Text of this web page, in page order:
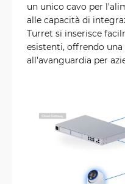
un unico cavo per
alle capacità di
Turret si inserisce
esistenti, offrendo una
all'avanguardia per